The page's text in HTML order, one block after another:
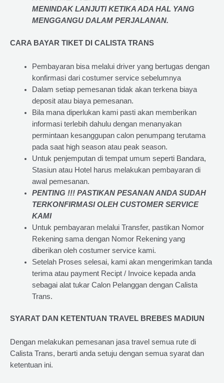
MENINDAK LANJUTI KETIKA ADA HAL YANG
MENGGANGU DALAM PERJALANAN.
CARA BAYAR TIKET DI CALISTA TRANS
Pembayaran bisa melalui driver yang bertugas dengan
konfirmasi dari costumer service sebelumnya
Dalam setiap pemesanan tidak akan terkena biaya
deposit atau biaya pemesanan.
Bila mana diperlukan kami pasti akan memberikan
informasi terlebih dahulu dengan menanyakan
permintaan kesanggupan calon penumpang terutama
pada saat high season atau peak season.
Untuk penjemputan di tempat umum seperti Bandara,
Stasiun atau Hotel harus melakukan pembayaran di
awal pemesanan.
PENTING !!! PASTIKAN PESANAN ANDA SUDAH
TERKONFIRMASI OLEH CUSTOMER SERVICE
KAMI
Untuk pembayaran melalui Transfer, pastikan Nomor
Rekening sama dengan Nomor Rekening yang
diberikan oleh costumer service kami.
Setelah Proses selesai, kami akan mengerimkan tanda
terima atau payment Recipt / Invoice kepada anda
sebagai alat tukar Calon Pelanggan dengan Calista
Trans.
SYARAT DAN KETENTUAN TRAVEL BREBES MADIUN
Dengan melakukan pemesanan jasa travel semua rute di
Calista Trans, berarti anda setuju dengan semua syarat dan
ketentuan ini.